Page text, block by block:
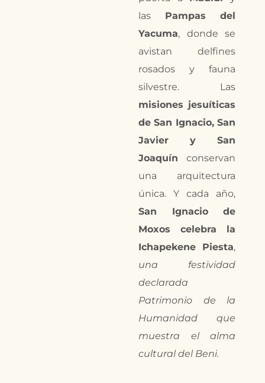
las Pampas del
Yacuma, donde se
avistan delfines
rosados y fauna
silvestre. Las
misiones jesuíticas
de San Ignacio, San
Javier y San
Joaquín conservan
una arquitectura
única. Y cada año,
San Ignacio de
Moxos celebra la
Ichapekene Piesta,
una festividad
declarada
Patrimonio de la
Humanidad que
muestra el alma
cultural del Beni.